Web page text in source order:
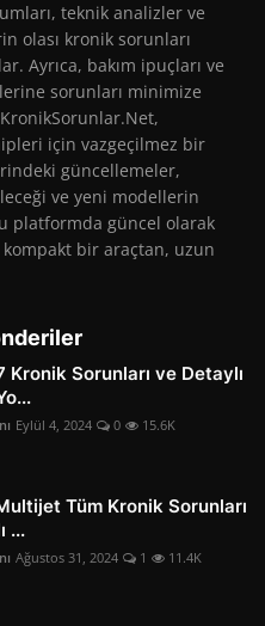
teknik analizler ve
olası kronik sorunları
Ayrıca, bakım ipuçları ve
sorunları minimize
için vazgeçilmez bir
güncellemeler,
ve yeni modellerin
platformda güncel olarak
kompakt bir araçtan, uzun
Kronik Sorunları ve Detaylı
Eylül 4, 2024 0 15.6K
Tüm Kronik Sorunları
...
Ağustos 31, 2024 1 11.4K